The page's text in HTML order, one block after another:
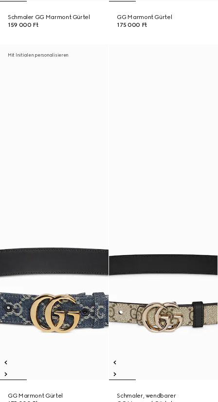
Schmaler GG Marmont Gürtel
159 000 Ft
GG Marmont Gürtel
175 000 Ft
Mit Initialen personalisieren
GG Marmont Gürtel
Schmaler, wendbarer